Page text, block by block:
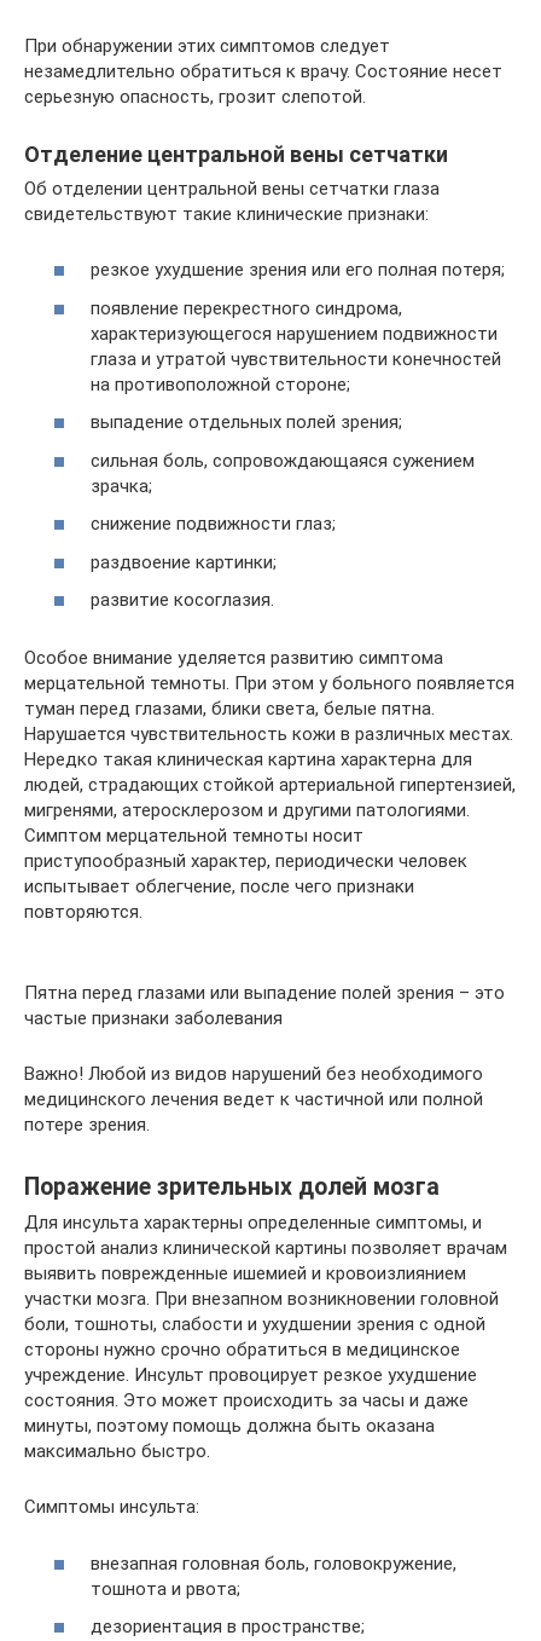
При обнаружении этих симптомов следует
незамедлительно обратиться к врачу. Состояние несет
серьезную опасность, грозит слепотой.
Отделение центральной вены сетчатки
Об отделении центральной вены сетчатки глаза
свидетельствуют такие клинические признаки:
резкое ухудшение зрения или его полная потеря;
появление перекрестного синдрома,
характеризующегося нарушением подвижности
глаза и утратой чувствительности конечностей
на противоположной стороне;
выпадение отдельных полей зрения;
сильная боль, сопровождающаяся сужением
зрачка;
снижение подвижности глаз;
раздвоение картинки;
развитие косоглазия.
Особое внимание уделяется развитию симптома
мерцательной темноты. При этом у больного появляется
туман перед глазами, блики света, белые пятна.
Нарушается чувствительность кожи в различных местах.
Нередко такая клиническая картина характерна для
людей, страдающих стойкой артериальной гипертензией,
мигренями, атеросклерозом и другими патологиями.
Симптом мерцательной темноты носит
приступообразный характер, периодически человек
испытывает облегчение, после чего признаки
повторяются.
Пятна перед глазами или выпадение полей зрения – это
частые признаки заболевания
Важно! Любой из видов нарушений без необходимого
медицинского лечения ведет к частичной или полной
потере зрения.
Поражение зрительных долей мозга
Для инсульта характерны определенные симптомы, и
простой анализ клинической картины позволяет врачам
выявить поврежденные ишемией и кровоизлиянием
участки мозга. При внезапном возникновении головной
боли, тошноты, слабости и ухудшении зрения с одной
стороны нужно срочно обратиться в медицинское
учреждение. Инсульт провоцирует резкое ухудшение
состояния. Это может происходить за часы и даже
минуты, поэтому помощь должна быть оказана
максимально быстро.
Симптомы инсульта:
внезапная головная боль, головокружение,
тошнота и рвота;
дезориентация в пространстве;